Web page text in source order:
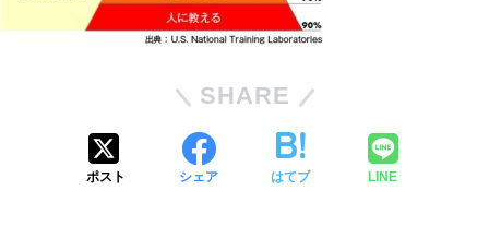
SHARE
ポスト シェア はてブ LINE